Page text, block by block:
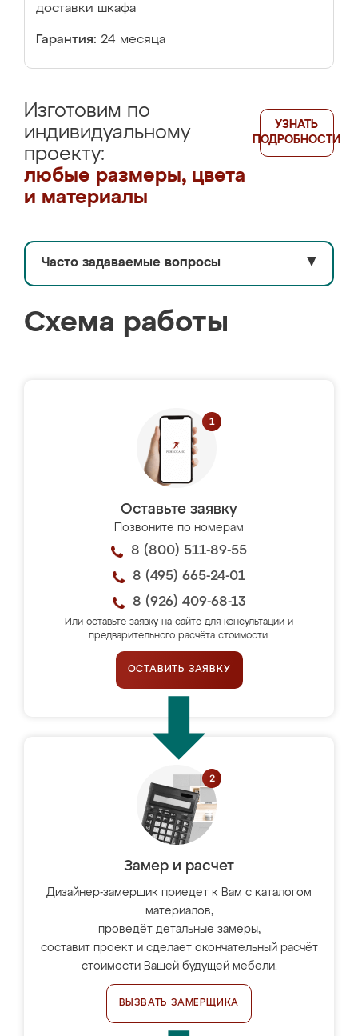
доставки шкафа
Гарантия: 24 месяца
Изготовим по
индивидуальному
проекту:
любые размеры, цвета
и материалы
УЗНАТЬ
ПОДРОБНОСТИ
Часто задаваемые вопросы ▼
Схема работы
Оставьте заявку
Позвоните по номерам
8 (800) 511-89-55
8 (495) 665-24-01
8 (926) 409-68-13
Или оставьте заявку на сайте для консультации и
предварительного расчёта стоимости.
ОСТАВИТЬ ЗАЯВКУ
Замер и расчет
Дизайнер-замерщик приедет к Вам с каталогом
материалов,
проведёт детальные замеры,
составит проект и сделает окончательный расчёт
стоимости Вашей будущей мебели.
ВЫЗВАТЬ ЗАМЕРЩИКА